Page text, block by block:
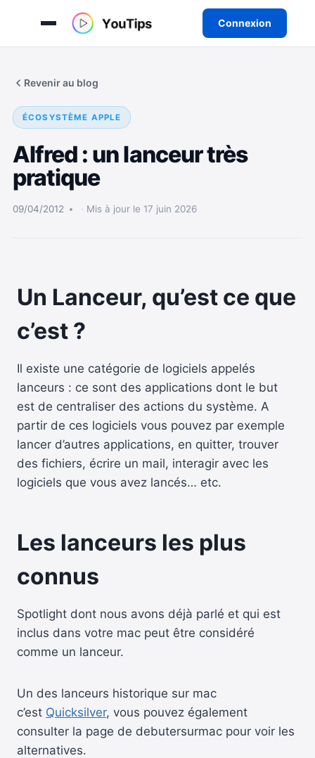
Connexion
Revenir au blog
ÉCOSYSTÈME APPLE
Alfred : un lanceur très
pratique
09/04/2012 Mis à jour le 17 juin 2026
Un Lanceur, qu’est ce que
c’est ?
Il existe une catégorie de logiciels appelés
lanceurs : ce sont des applications dont le but
est de centraliser des actions du système. A
partir de ces logiciels vous pouvez par exemple
lancer d’autres applications, en quitter, trouver
des fichiers, écrire un mail, interagir avec les
logiciels que vous avez lancés… etc.
Les lanceurs les plus
connus
Spotlight dont nous avons déjà parlé et qui est
inclus dans votre mac peut être considéré
comme un lanceur.
Un des lanceurs historique sur mac
c’est Quicksilver, vous pouvez également
consulter la page de debutersurmac pour voir les
alternatives.